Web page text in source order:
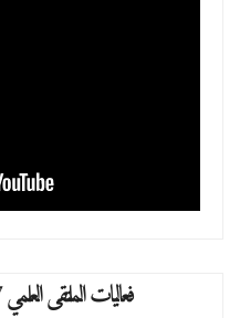
فعاليات الملتقى العلمي 27 نوفمبر 2024 بالصور